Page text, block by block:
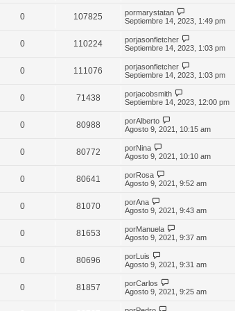
0 107825 pormarystatan
Septiembre 14, 2023, 1:49 pm
0 110224 porjasonfletcher
Septiembre 14, 2023, 1:03 pm
0 111076 porjasonfletcher
Septiembre 14, 2023, 1:03 pm
0 71438 porjacobsmith
Septiembre 14, 2023, 12:00 pm
0 80988 porAlberto
Agosto 9, 2021, 10:15 am
0 80772 porNina
Agosto 9, 2021, 10:10 am
0 80641 porRosa
Agosto 9, 2021, 9:52 am
0 81070 porAna
Agosto 9, 2021, 9:43 am
0 81653 porManuela
Agosto 9, 2021, 9:37 am
0 80696 porLuis
Agosto 9, 2021, 9:31 am
0 81857 porCarlos
Agosto 9, 2021, 9:25 am